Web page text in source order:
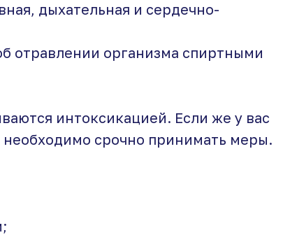
дыхательная и сердечно-
отравлении организма спиртными
интоксикацией. Если же у вас
необходимо срочно принимать меры.